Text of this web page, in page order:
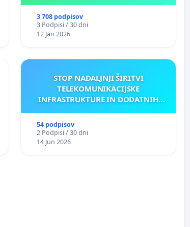
3 708 podpisov
3 Podpisi / 30 dni
12 Jan 2026
STOP NADALJNJI ŠIRITVI
TELEKOMUNIKACIJSKE
INFRASTRUKTURE IN DODATNIH
54 podpisov
2 Podpisi / 30 dni
14 Jun 2026